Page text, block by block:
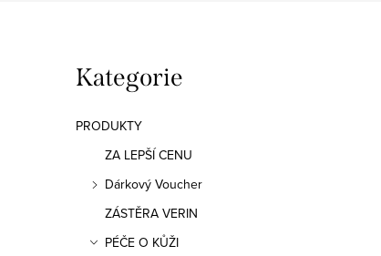
o
s
Přeskočit
kategorie
Kategorie
PRODUKTY
ZA LEPŠÍ CENU
Dárkový Voucher
ZÁSTĚRA VERIN
PÉČE O KŮŽI